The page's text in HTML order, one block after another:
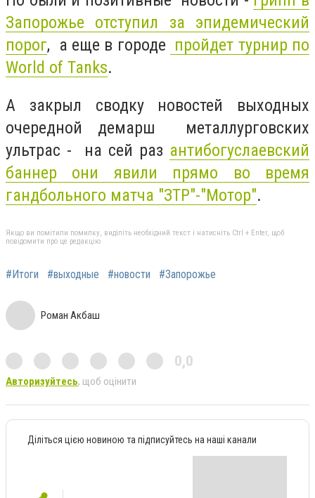
Запорожье отступил за эпидемический
порог, а еще в городе пройдет турнир по
World of Tanks.
А закрыл сводку новостей выходных
очередной демарш металлурговских
ультрас - на сей раз антибогуслаевский
баннер они явили прямо во время
гандбольного матча "ЗТР"-"Мотор".
Якщо ви помітили помилку, виділіть необхідний текст і натисніть Ctrl + Enter, щоб
повідомити про це редакцію
#Итоги #выходные #новости #Запорожье
Роман Акбаш
0,0
Авторизуйтесь, щоб оцінити
Діліться цією новиною та підписуйтесь на наші канали